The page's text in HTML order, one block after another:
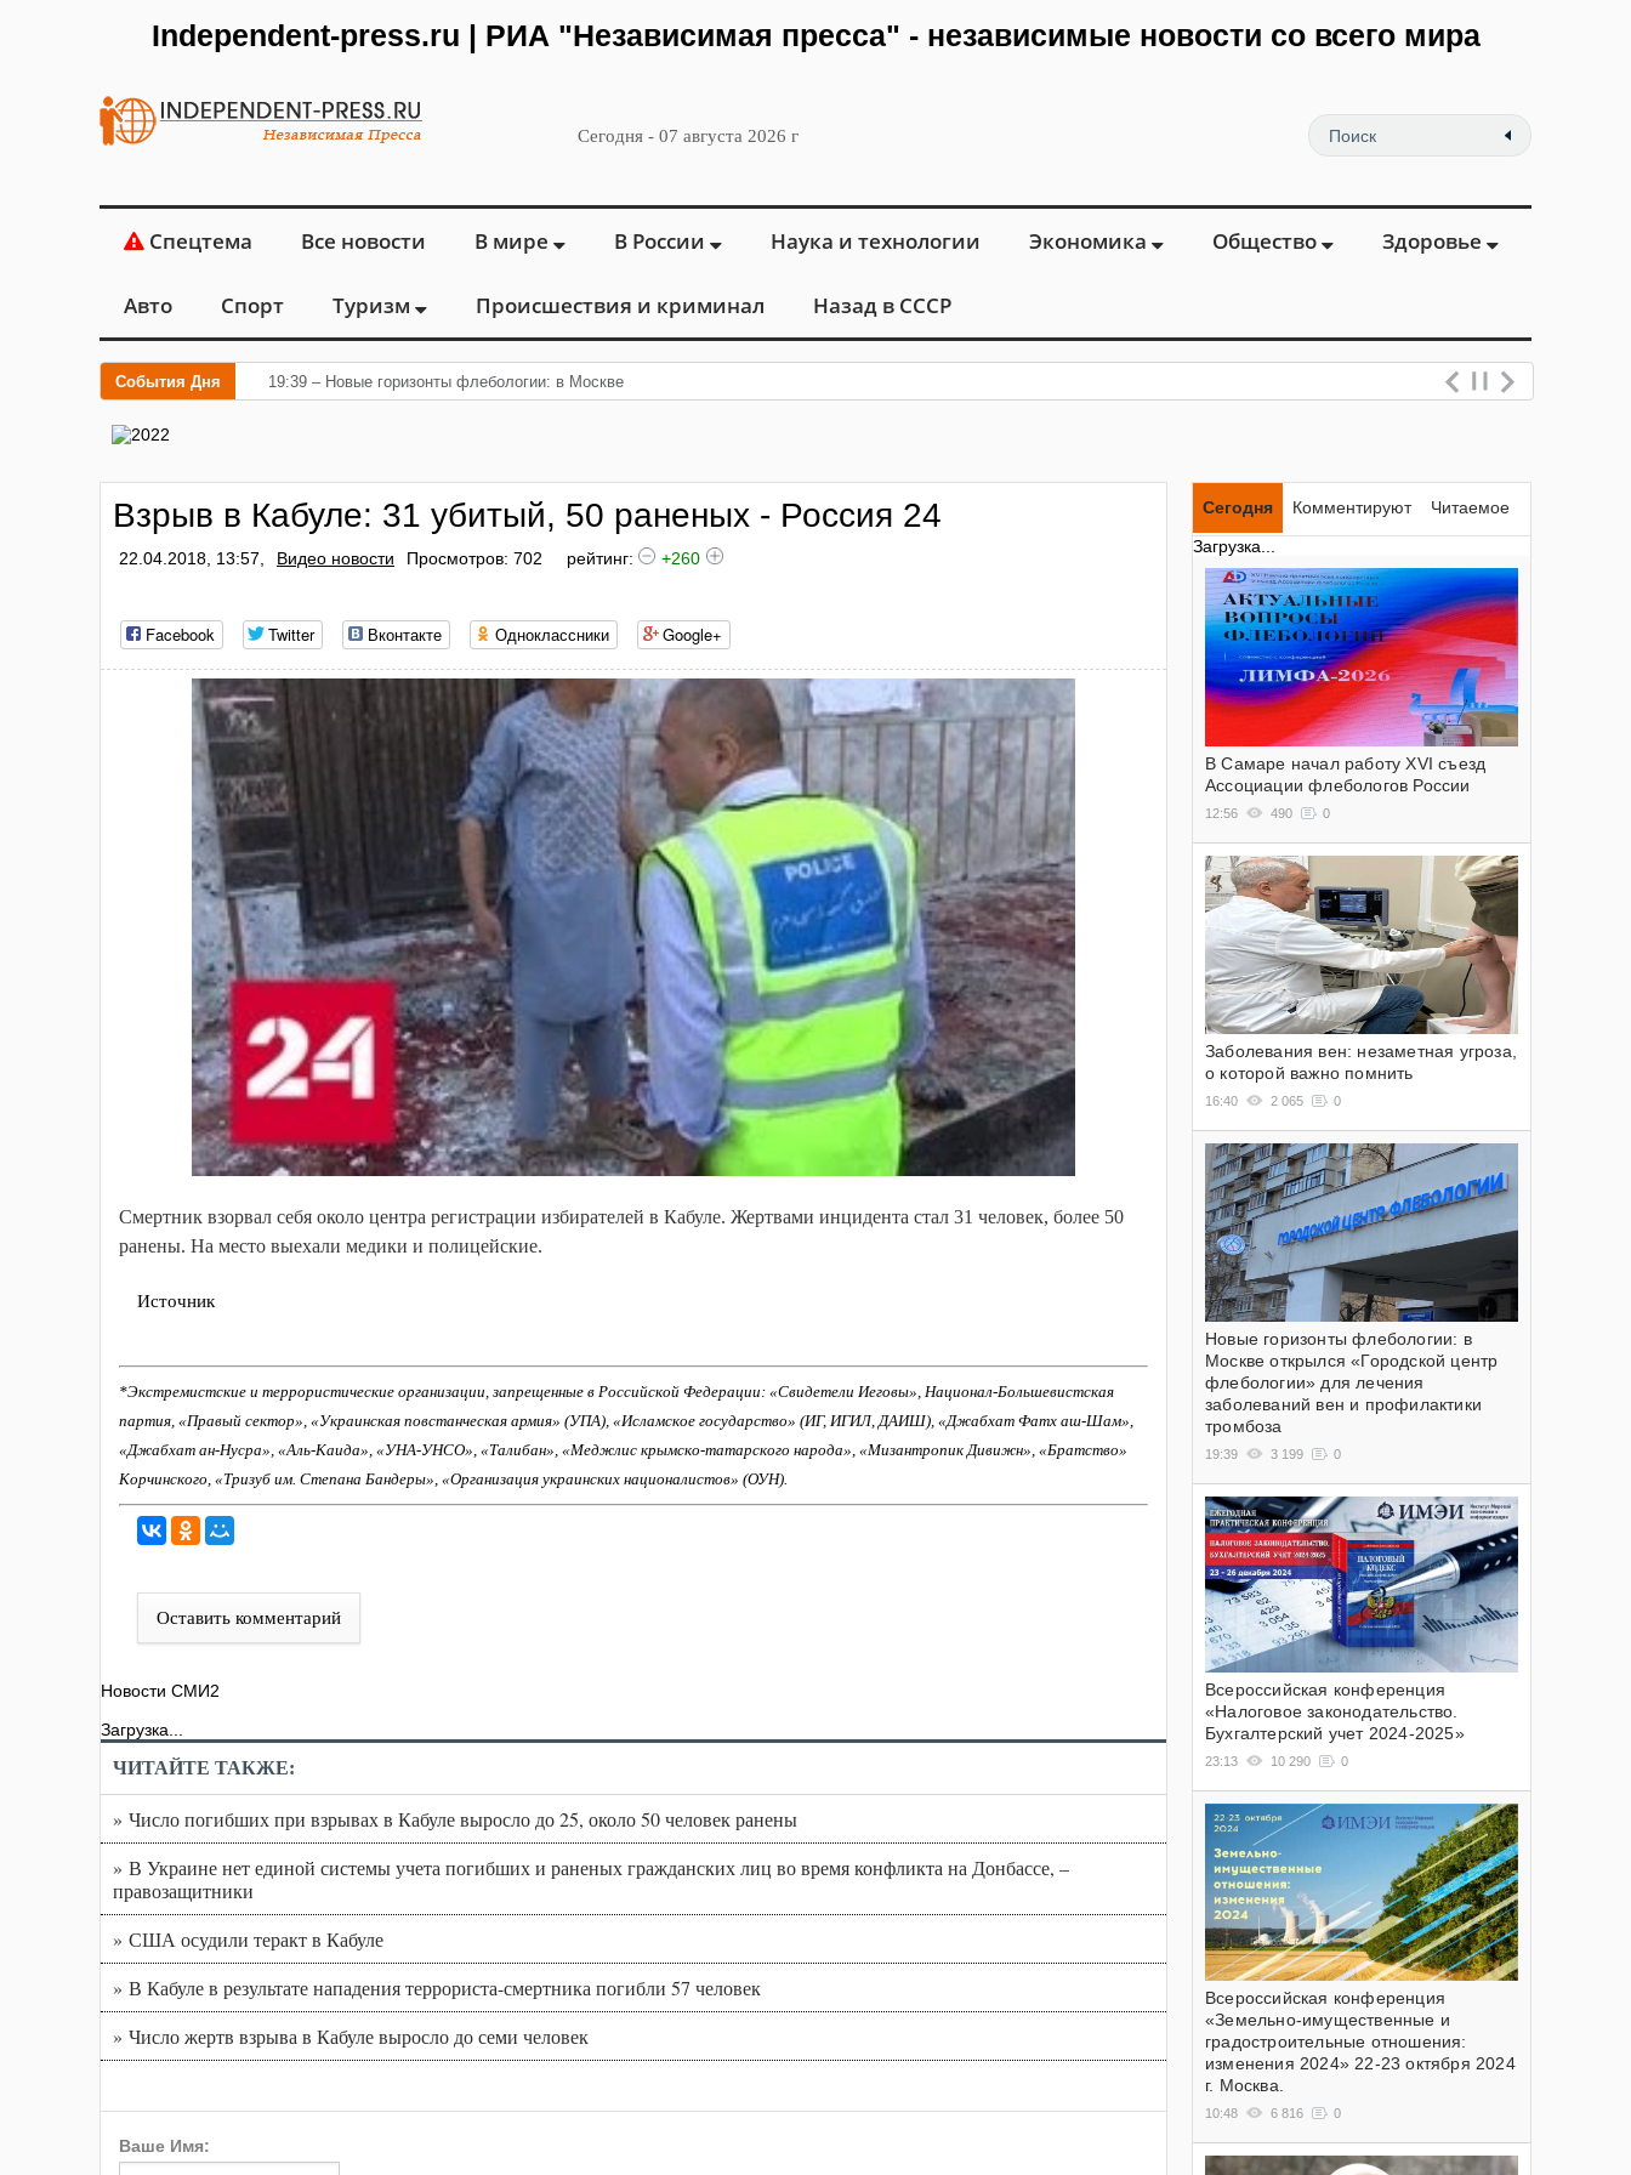
Independent-press.ru | РИА "Независимая пресса" - независимые новости со всего мира
Сегодня - 07 августа 2026 г
Спецтема Все новости В мире В России Наука и технологии Экономика Общество Здоровье
Авто Спорт Туризм Происшествия и криминал Назад в СССР
События Дня 19:39 – Новые горизонты флебологии: в Москве открылся «Городской центр фл
Взрыв в Кабуле: 31 убитый, 50 раненых - Россия 24
22.04.2018, 13:57, Видео новости Просмотров: 702 рейтинг: +260
Facebook Twitter Вконтакте Одноклассники Google+
Смертник взорвал себя около центра регистрации избирателей в Кабуле. Жертвами инцидента стал 31 человек, более 50
ранены. На место выехали медики и полицейские.
Источник
*Экстремистские и террористические организации, запрещенные в Российской Федерации: «Свидетели Иеговы», Национал-Большевистская
партия, «Правый сектор», «Украинская повстанческая армия» (УПА), «Исламское государство» (ИГ, ИГИЛ, ДАИШ), «Джабхат Фатх аш-Шам»,
«Джабхат ан-Нусра», «Аль-Каида», «УНА-УНСО», «Талибан», «Меджлис крымско-татарского народа», «Мизантропик Дивижн», «Братство»
Корчинского, «Тризуб им. Степана Бандеры», «Организация украинских националистов» (ОУН).
Оставить комментарий
Новости СМИ2
Загрузка...
ЧИТАЙТЕ ТАКЖЕ:
» Число погибших при взрывах в Кабуле выросло до 25, около 50 человек ранены
» В Украине нет единой системы учета погибших и раненых гражданских лиц во время конфликта на Донбассе, –
правозащитники
» США осудили теракт в Кабуле
» В Кабуле в результате нападения террориста-смертника погибли 57 человек
» Число жертв взрыва в Кабуле выросло до семи человек
Ваше Имя:
Сегодня Комментируют
Читаемое
Загрузка...
В Самаре начал работу XVI съезд
Ассоциации флебологов России
12:56 490 0
Заболевания вен: незаметная угроза,
о которой важно помнить
16:40 2 065 0
Новые горизонты флебологии: в
Москве открылся «Городской центр
флебологии» для лечения
заболеваний вен и профилактики
тромбоза
19:39 3 199 0
Всероссийская конференция
«Налоговое законодательство.
Бухгалтерский учет 2024-2025»
23:13 10 290 0
Всероссийская конференция
«Земельно-имущественные и
градостроительные отношения:
изменения 2024» 22-23 октября 2024
г. Москва.
10:48 6 816 0